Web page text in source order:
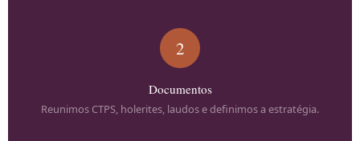
2
Documentos
Reunimos CTPS, holerites, laudos e definimos a estratégia.